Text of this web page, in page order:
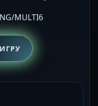
MULTI6